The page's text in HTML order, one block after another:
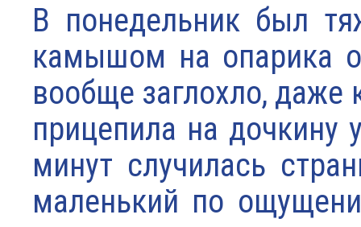
В понедельник был
камышом на опарика
вообще заглохло, даже
прицепила на дочкину
минут случилась
маленький по